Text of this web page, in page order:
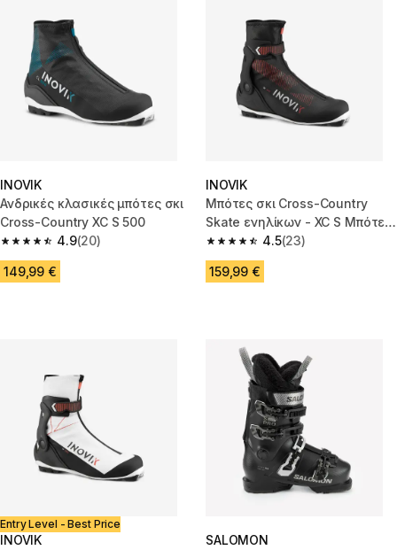
INOVIK
Ανδρικές κλασικές μπότες σκι
Cross-Country XC S 500
4.9
4.9 out of 5 stars from 20 reviews
(20)
149,99 €
INOVIK
Μπότες σκι Cross-Country
Skate ενηλίκων - XC S Μπότες
Skate 5004.5
4.5 out of 5 stars from 23
(23)
159,99 €
Entry Level - Best Price
INOVIK
SALOMON